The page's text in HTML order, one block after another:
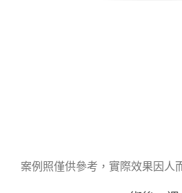
案例照僅供參考，實際效果因人